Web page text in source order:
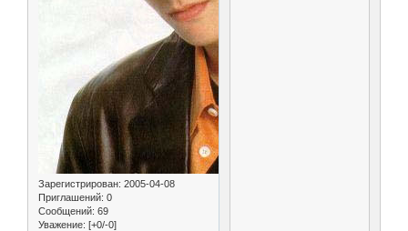
Зарегистрирован: 2005-04-08
Приглашений: 0
Сообщений: 69
Уважение: [+0/-0]